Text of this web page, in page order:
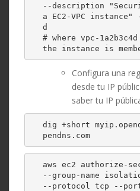
--description
a EC2-VPC
d
# where vpc-
the instance is
Configura una
desde tu IP
saber tu IP
dig +short
pendns.com
aws ec2 authorize-
--group-name
--protocol tcp --